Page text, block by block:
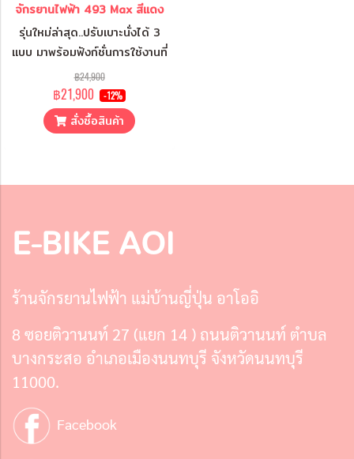
จักรยานไฟฟ้า 493 Max สีแดง
รุ่นใหม่ล่าสุด..ปรับเบาะนั่งได้ 3
แบบ มาพร้อมฟังก์ชั่นการใช้งานที่
ครบครัน นั่งสบายและขับขี่
ปลอดภัย
฿24,900
฿21,900 -12%
สั่งซื้อสินค้า
E-BIKE AOI
ร้านจักรยานไฟฟ้า แม่บ้านญี่ปุ่น อาโออิ
8 ซอยติวานนท์ 27 (แยก 14 ) ถนนติวานนท์ ตำบล
บางกระสอ อำเภอเมืองนนทบุรี จังหวัดนนทบุรี
11000.
Facebook